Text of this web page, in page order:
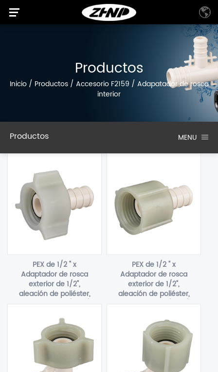
Productos
Inicio/ Productos/ Accesorio F2159 / Adapatador de rosca
interior
Productos MENU
PEX de 1/2 " x
Adaptador de rosca
exterior de 1/2",
aleación de poliéster,
Polifenilsulfona(PPSU)
PEX de 1/2 " x
Adaptador de rosca
exterior de 1/2",
aleación de poliéster,
Polifenilsulfona(PPSU)